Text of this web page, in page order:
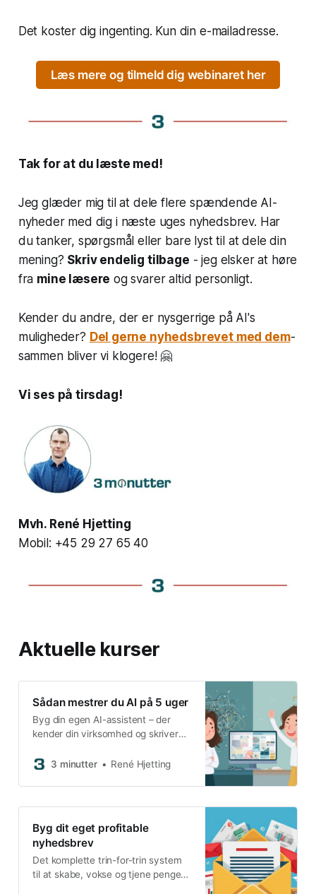
Det koster dig ingenting. Kun din e-mailadresse.
Læs mere og tilmeld dig webinaret her
Tak for at du læste med!
Jeg glæder mig til at dele flere spændende AI-
nyheder med dig i næste uges nyhedsbrev. Har
du tanker, spørgsmål eller bare lyst til at dele din
mening? Skriv endelig tilbage - jeg elsker at høre
fra mine læsere og svarer altid personligt.
Kender du andre, der er nysgerrige på AI's
muligheder? Del gerne nyhedsbrevet med dem-
sammen bliver vi klogere! 🤗
Vi ses på tirsdag!
Mvh. René Hjetting
Mobil: +45 29 27 65 40
Aktuelle kurser
Sådan mestrer du AI på 5 uger
Byg din egen AI-assistent – der
kender din virksomhed og skriver
3 minutter
René Hjetting
Byg dit eget profitable
nyhedsbrev
Det komplette trin-for-trin system
til at skabe, vokse og tjene penge